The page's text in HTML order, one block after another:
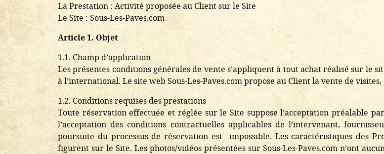
La Prestation : Activité proposée au Client sur le Site
Le Site : Sous-Les-Paves.com
Article 1. Objet
1.1. Champ d’application
Les présentes conditions générales de vente s’appliquent à tout achat réalisé sur le
à l’international. Le site web Sous-Les-Paves.com propose au Client la vente de
1.2. Conditions requises des prestations
Toute réservation effectuée et réglée sur le Site suppose l’acceptation préalable
l’acceptation des conditions contractuelles applicables de l’intervenant,
poursuite du processus de réservation est impossible. Les caractéristiques des
figurent sur le Site. Les photos/vidéos présentées sur Sous-Les-Paves.com n’ont